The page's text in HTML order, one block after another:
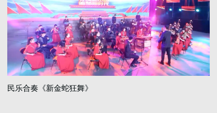
民乐合奏《新金蛇狂舞》